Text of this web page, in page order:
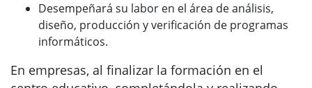
Desempeñará su labor en el área de análisis,
diseño, producción y verificación de programas
informáticos.
En empresas, al finalizar la formación en el